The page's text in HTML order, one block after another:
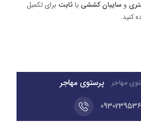
و سایبان کششی یا ثابت برای تکمیل
کنید.
پرستوی مهاجر